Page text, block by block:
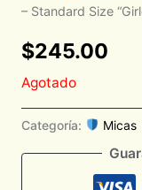
– Standard Size
$245.00
Agotado
Categoría: Micas